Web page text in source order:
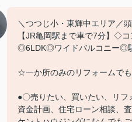
＼つつじ小・東輝中エリア／
【JR亀岡駅まで車で7分】◇
◎6LDK◎ワイドバルコニー◎
☆一か所のみのリフォームで
●〇売りたい、買いたい、リフ
資金計画、住宅ローン相談、